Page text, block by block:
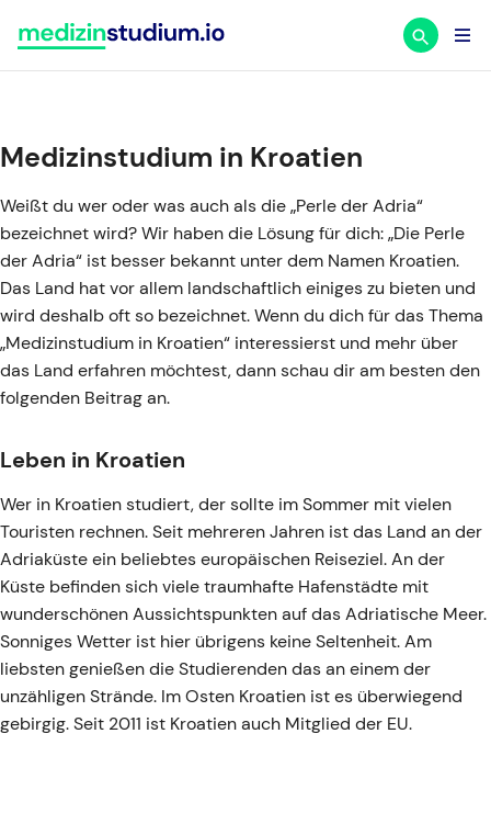
Inhalt
springen
Medizinstudium in Kroatien
Weißt du wer oder was auch als die „Perle der Adria“
bezeichnet wird? Wir haben die Lösung für dich: „Die Perle
der Adria“ ist besser bekannt unter dem Namen Kroatien.
Das Land hat vor allem landschaftlich einiges zu bieten und
wird deshalb oft so bezeichnet. Wenn du dich für das Thema
„Medizinstudium in Kroatien“ interessierst und mehr über
das Land erfahren möchtest, dann schau dir am besten den
folgenden Beitrag an.
Leben in Kroatien
Wer in Kroatien studiert, der sollte im Sommer mit vielen
Touristen rechnen. Seit mehreren Jahren ist das Land an der
Adriaküste ein beliebtes europäischen Reiseziel. An der
Küste befinden sich viele traumhafte Hafenstädte mit
wunderschönen Aussichtspunkten auf das Adriatische Meer.
Sonniges Wetter ist hier übrigens keine Seltenheit. Am
liebsten genießen die Studierenden das an einem der
unzähligen Strände. Im Osten Kroatien ist es überwiegend
gebirgig. Seit 2011 ist Kroatien auch Mitglied der EU.